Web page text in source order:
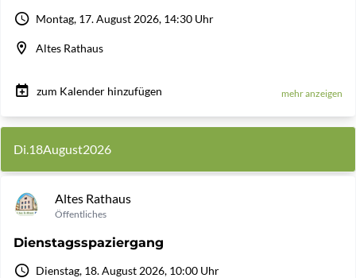
Montag, 17. August 2026, 14:30 Uhr
Altes Rathaus
zum Kalender hinzufügen mehr anzeigen
Di.18August2026
Altes Rathaus
Öffentliches
Dienstagsspaziergang
Dienstag, 18. August 2026, 10:00 Uhr